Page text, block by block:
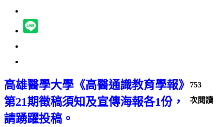
753
次閱讀
高雄醫學大學《高醫通識教育學報》
第21期徵稿須知及宣傳海報各1份，
請踴躍投稿。